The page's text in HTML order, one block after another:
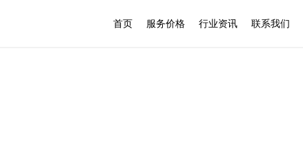
首页 服务价格 行业资讯 联系我们